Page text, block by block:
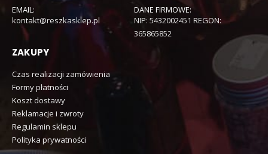
EMAIL:
kontakt@reszkasklep.pl
DANE FIRMOWE:
NIP: 5432002451 REGON:
365865852
ZAKUPY
Czas realizacji zamówienia
Formy płatności
Koszt dostawy
Reklamacje i zwroty
Regulamin sklepu
Polityka prywatności